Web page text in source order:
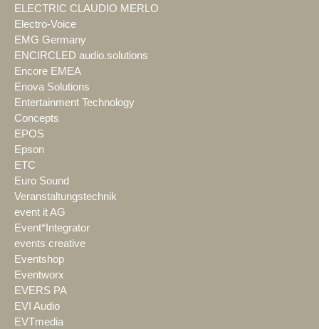
ELECTRIC CLAUDIO MERLO
Electro-Voice
EMG Germany
ENCIRCLED audio.solutions
Encore EMEA
Enova Solutions
Entertainment Technology
Concepts
EPOS
Epson
ETC
Euro Sound
Veranstaltungstechnik
event it AG
Event*Integrator
events creative
Eventshop
Eventworx
EVERS PA
EVI Audio
EVTmedia